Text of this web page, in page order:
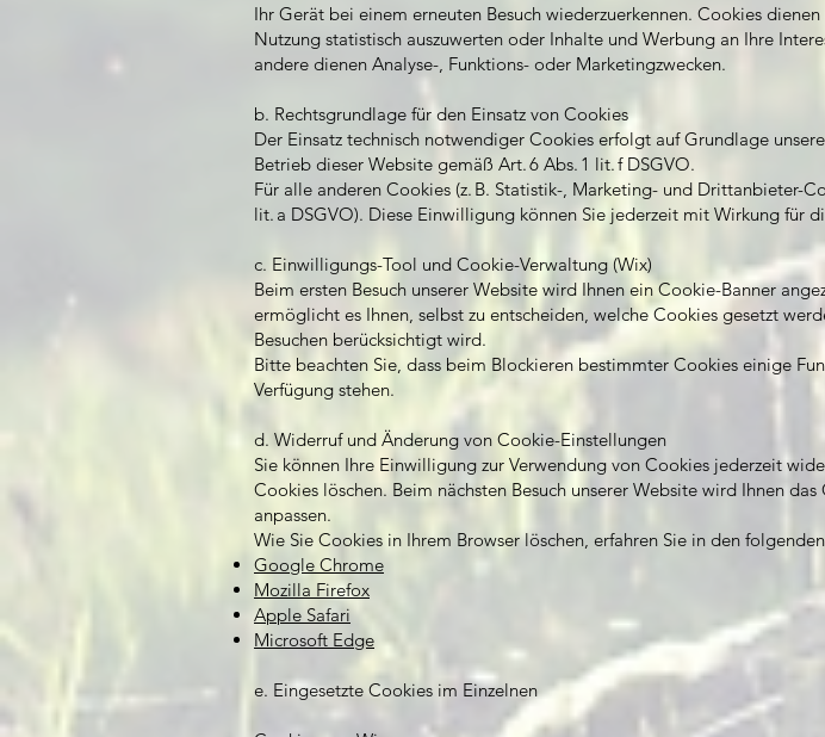
Ihr Gerät bei einem erneuten Besuch wiederzuerkennen. Cookies
Nutzung statistisch auszuwerten oder Inhalte und Werbung an Ihre
andere dienen Analyse-, Funktions- oder Marketingzwecken.
b. Rechtsgrundlage für den Einsatz von Cookies
Der Einsatz technisch notwendiger Cookies erfolgt auf Grundlage
Betrieb dieser Website gemäß Art. 6 Abs. 1 lit. f DSGVO.
Für alle anderen Cookies (z. B. Statistik-, Marketing- und Drittanbieter-
lit. a DSGVO). Diese Einwilligung können Sie jederzeit mit Wirkung für
c. Einwilligungs-Tool und Cookie-Verwaltung (Wix)
Beim ersten Besuch unserer Website wird Ihnen ein Cookie-Banner
ermöglicht es Ihnen, selbst zu entscheiden, welche Cookies gesetzt
Besuchen berücksichtigt wird.
Bitte beachten Sie, dass beim Blockieren bestimmter Cookies einige
Verfügung stehen.
d. Widerruf und Änderung von Cookie-Einstellungen
Sie können Ihre Einwilligung zur Verwendung von Cookies jederzeit
Cookies löschen. Beim nächsten Besuch unserer Website wird Ihnen
anpassen.
Wie Sie Cookies in Ihrem Browser löschen, erfahren Sie in den
Google Chrome
Mozilla Firefox
Apple Safari
Microsoft Edge
e. Eingesetzte Cookies im Einzelnen